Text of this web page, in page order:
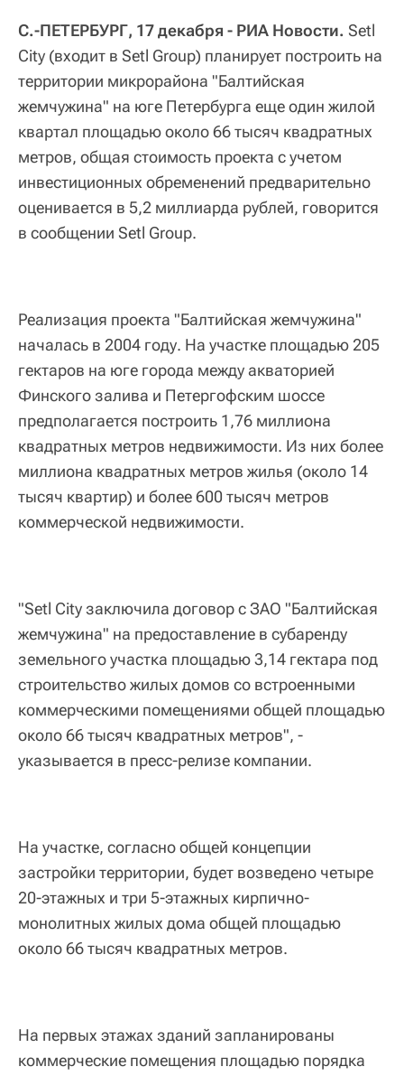
С.-ПЕТЕРБУРГ, 17 декабря - РИА Новости. Setl
City (входит в Setl Group) планирует построить на
территории микрорайона "Балтийская
жемчужина" на юге Петербурга еще один жилой
квартал площадью около 66 тысяч квадратных
метров, общая стоимость проекта с учетом
инвестиционных обременений предварительно
оценивается в 5,2 миллиарда рублей, говорится
в сообщении Setl Group.
Реализация проекта "Балтийская жемчужина"
началась в 2004 году. На участке площадью 205
гектаров на юге города между акваторией
Финского залива и Петергофским шоссе
предполагается построить 1,76 миллиона
квадратных метров недвижимости. Из них более
миллиона квадратных метров жилья (около 14
тысяч квартир) и более 600 тысяч метров
коммерческой недвижимости.
"Setl City заключила договор с ЗАО "Балтийская
жемчужина" на предоставление в субаренду
земельного участка площадью 3,14 гектара под
строительство жилых домов со встроенными
коммерческими помещениями общей площадью
около 66 тысяч квадратных метров", -
указывается в пресс-релизе компании.
На участке, согласно общей концепции
застройки территории, будет возведено четыре
20-этажных и три 5-этажных кирпично-
монолитных жилых дома общей площадью
около 66 тысяч квадратных метров.
На первых этажах зданий запланированы
коммерческие помещения площадью порядка